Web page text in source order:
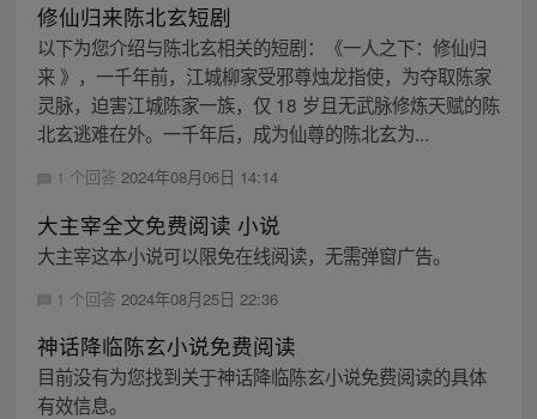
修仙归来陈北玄短剧
以下为您介绍与陈北玄相关的短剧：《一人之下：修仙归
来 》，一千年前，江城柳家受邪尊烛龙指使，为夺取陈家
灵脉，迫害江城陈家一族，仅 18 岁且无武脉修炼天赋的陈
北玄逃难在外。一千年后，成为仙尊的陈北玄为...
1 个回答 2024年08月06日 14:14
大主宰全文免费阅读 小说
大主宰这本小说可以限免在线阅读，无需弹窗广告。
1 个回答 2024年08月25日 22:36
神话降临陈玄小说免费阅读
目前没有为您找到关于神话降临陈玄小说免费阅读的具体
有效信息。